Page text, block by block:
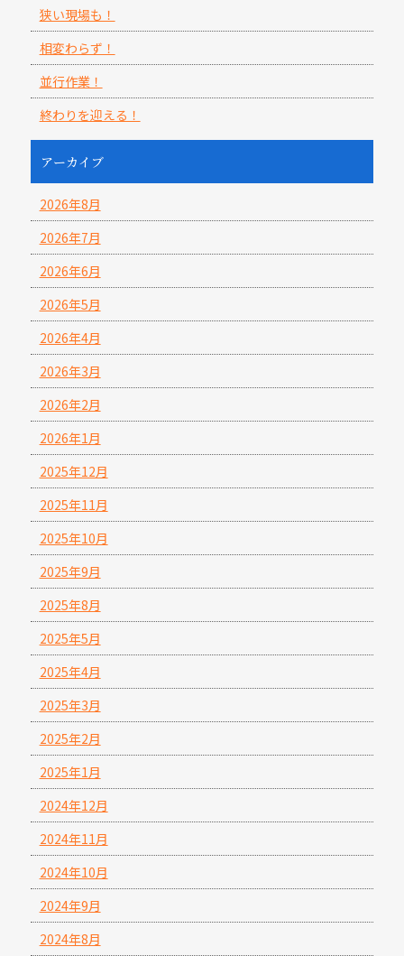
狭い現場も！
相変わらず！
並行作業！
終わりを迎える！
アーカイブ
2026年8月
2026年7月
2026年6月
2026年5月
2026年4月
2026年3月
2026年2月
2026年1月
2025年12月
2025年11月
2025年10月
2025年9月
2025年8月
2025年5月
2025年4月
2025年3月
2025年2月
2025年1月
2024年12月
2024年11月
2024年10月
2024年9月
2024年8月